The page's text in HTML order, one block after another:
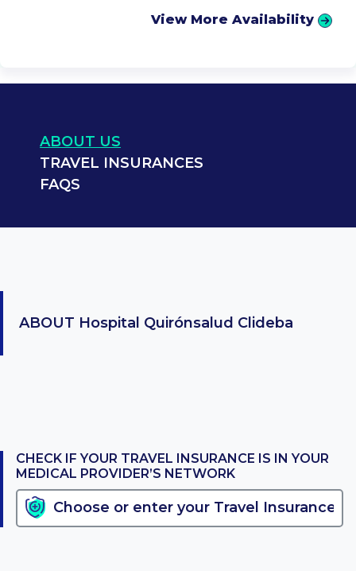
View More Availability
ABOUT US
TRAVEL INSURANCES
FAQS
ABOUT Hospital Quirónsalud Clideba
CHECK IF YOUR TRAVEL INSURANCE IS IN YOUR
MEDICAL PROVIDER’S NETWORK